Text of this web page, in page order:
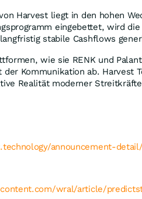
Harvest liegt in den hohen
eingebettet, wird
stabile Cashflows
wie sie RENK und
Kommunikation ab. Harvest
Realität moderner
announcement-
wral/article/